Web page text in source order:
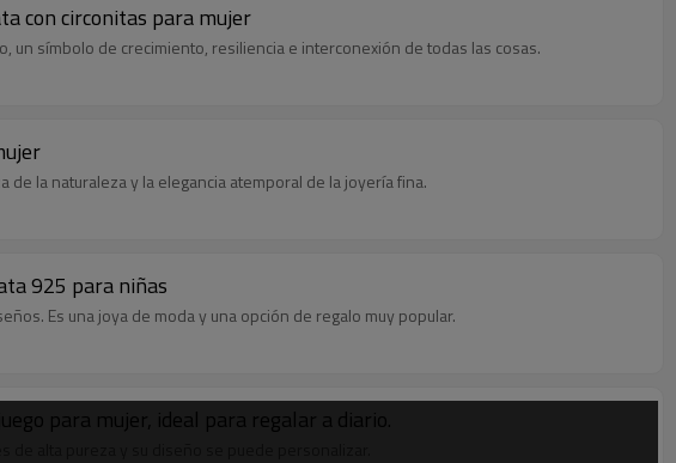
con circonitas para mujer
símbolo de crecimiento, resiliencia e interconexión de todas las cosas.
la naturaleza y la elegancia atemporal de la joyería fina.
925 para niñas
Es una joya de moda y una opción de regalo muy popular.
para mujer, ideal para regalar a diario.
de alta pureza y su diseño se puede personalizar.